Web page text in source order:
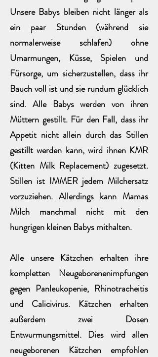
Unsere Babys bleiben nicht länger als
ein paar Stunden (während sie
normalerweise schlafen) ohne
Umarmungen, Küsse, Spielen und
Fürsorge, um sicherzustellen, dass ihr
Bauch voll ist und sie rundum glücklich
sind. Alle Babys werden von ihren
Müttern gestillt. Für den Fall, dass ihr
Appetit nicht allein durch das Stillen
gestillt werden kann, wird ihnen KMR
(Kitten Milk Replacement) zugesetzt.
Stillen ist IMMER jedem Milchersatz
vorzuziehen. Allerdings kann Mamas
Milch manchmal nicht mit den
hungrigen kleinen Babys mithalten.
Alle unsere Kätzchen erhalten ihre
kompletten Neugeborenenimpfungen
gegen Panleukopenie, Rhinotracheitis
und Calicivirus. Kätzchen erhalten
außerdem zwei Dosen
Entwurmungsmittel. Dies wird allen
neugeborenen Kätzchen empfohlen